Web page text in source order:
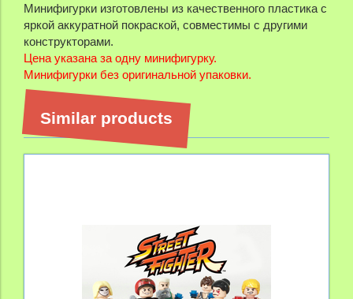
Минифигурки изготовлены из качественного пластика с
яркой аккуратной покраской, совместимы с другими
конструкторами.
Цена указана за одну минифигурку.
Минифигурки без оригинальной упаковки.
Similar products